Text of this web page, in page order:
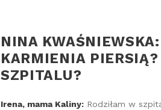
NINA
KARMIENIA PIERSIĄ?
SZPITALU?
Irena, mama Kaliny: Rodziłam w